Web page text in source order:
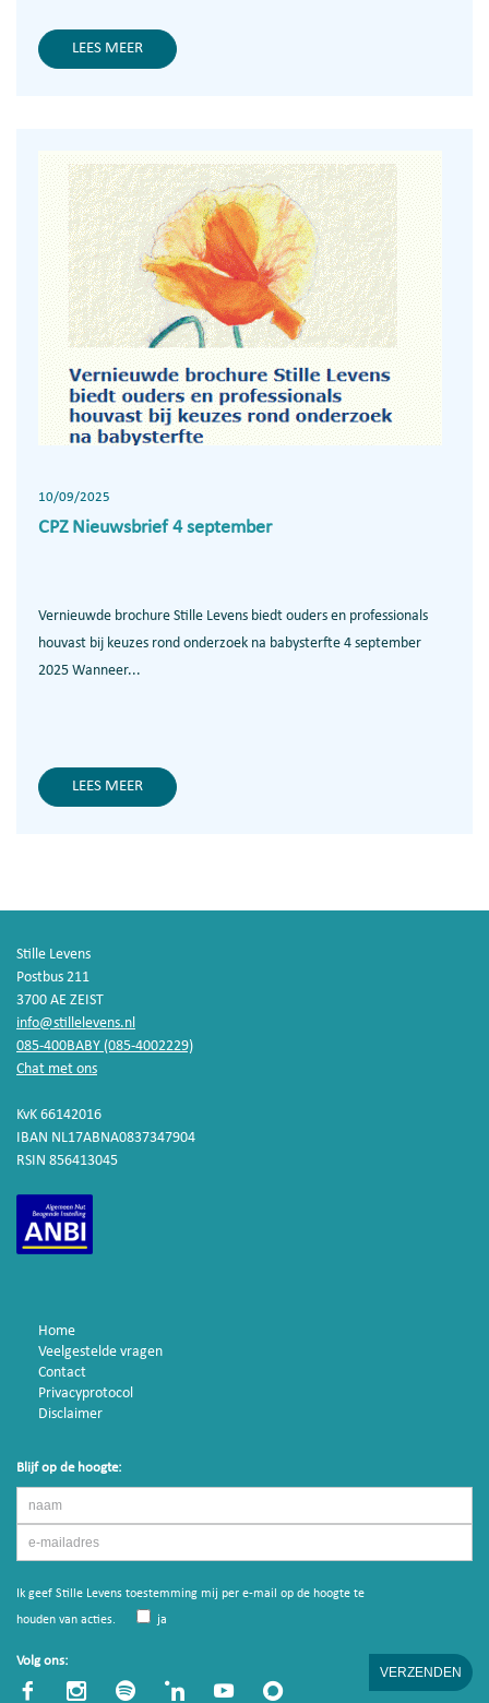
LEES MEER
10/09/2025
CPZ Nieuwsbrief 4 september
Vernieuwde brochure Stille Levens biedt ouders en professionals
houvast bij keuzes rond onderzoek na babysterfte 4 september
2025 Wanneer...
LEES MEER
Stille Levens
Postbus 211
3700 AE ZEIST
info@stillelevens.nl
085-400BABY (085-4002229)
Chat met ons
KvK 66142016
IBAN NL17ABNA0837347904
RSIN 856413045
Home
Veelgestelde vragen
Contact
Privacyprotocol
Disclaimer
Blijf op de hoogte:
Ik geef Stille Levens toestemming mij per e-mail op de hoogte te
houden van acties.
ja
Volg ons: